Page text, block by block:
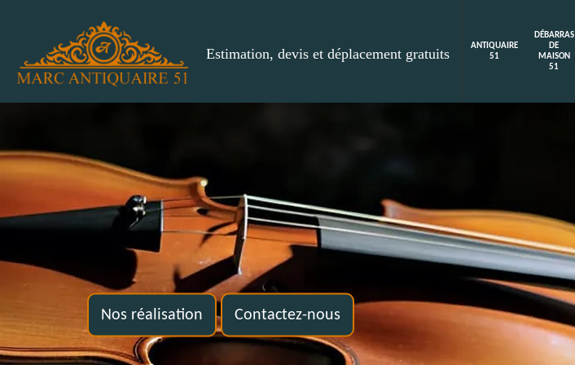
Estimation, devis et déplacement gratuits
ANTIQUAIRE
51
DÉBARRAS
DE
MAISON
51
Nos réalisation Contactez-nous